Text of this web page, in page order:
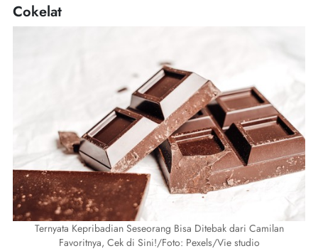
Cokelat
Ternyata Kepribadian Seseorang Bisa Ditebak dari Camilan
Favoritnya, Cek di Sini!/Foto: Pexels/Vie studio